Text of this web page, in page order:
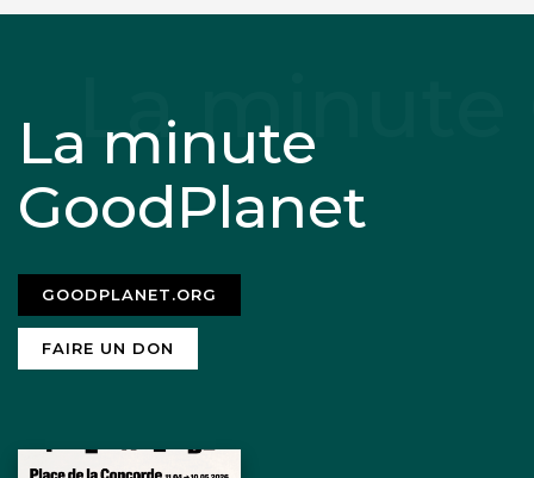
La minute
GoodPlanet
GOODPLANET.ORG
FAIRE UN DON